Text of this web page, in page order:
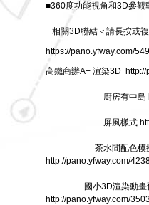
■360度功能視角和3D參觀
相關3D聯結＜請長按或
https://pano.yfway.com/
高鐵商辦A+ 渲染3D
廚房有中島 http://
屏風樣式 http://
茶水間配色模
http://pano.yfway.com/
國小3D渲染動畫
http://pano.yfway.com/